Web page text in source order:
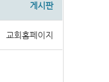
게시판
교회홈페이지